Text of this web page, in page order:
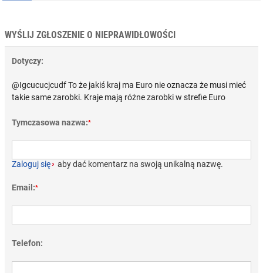
WYŚLIJ ZGŁOSZENIE O NIEPRAWIDŁOWOŚCI
Dotyczy:
@Igcucucjcudf To że jakiś kraj ma Euro nie oznacza że musi mieć
takie same zarobki. Kraje mają różne zarobki w strefie Euro
Tymczasowa nazwa:*
Zaloguj się› aby dać komentarz na swoją unikalną nazwę.
Email:*
Telefon: